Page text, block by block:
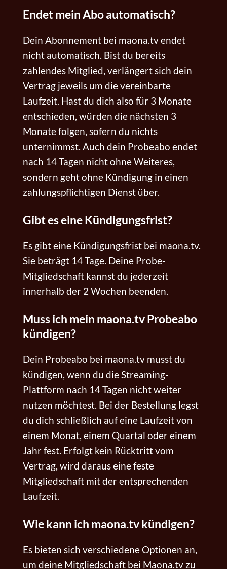
Endet mein Abo automatisch?
Dein Abonnement bei maona.tv endet
nicht automatisch. Bist du bereits
zahlendes Mitglied, verlängert sich dein
Vertrag jeweils um die vereinbarte
Laufzeit. Hast du dich also für 3 Monate
entschieden, würden die nächsten 3
Monate folgen, sofern du nichts
unternimmst. Auch dein Probeabo endet
nach 14 Tagen nicht ohne Weiteres,
sondern geht ohne Kündigung in einen
zahlungspflichtigen Dienst über.
Gibt es eine Kündigungsfrist?
Es gibt eine Kündigungsfrist bei maona.tv.
Sie beträgt 14 Tage. Deine Probe-
Mitgliedschaft kannst du jederzeit
innerhalb der 2 Wochen beenden.
Muss ich mein maona.tv Probeabo
kündigen?
Dein Probeabo bei maona.tv musst du
kündigen, wenn du die Streaming-
Plattform nach 14 Tagen nicht weiter
nutzen möchtest. Bei der Bestellung legst
du dich schließlich auf eine Laufzeit von
einem Monat, einem Quartal oder einem
Jahr fest. Erfolgt kein Rücktritt vom
Vertrag, wird daraus eine feste
Mitgliedschaft mit der entsprechenden
Laufzeit.
Wie kann ich maona.tv kündigen?
Es bieten sich verschiedene Optionen an,
um deine Mitgliedschaft bei Maona.tv zu